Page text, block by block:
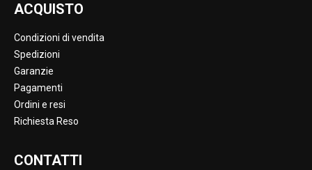
ACQUISTO
Condizioni di vendita
Spedizioni
Garanzie
Pagamenti
Ordini e resi
Richiesta Reso
CONTATTI